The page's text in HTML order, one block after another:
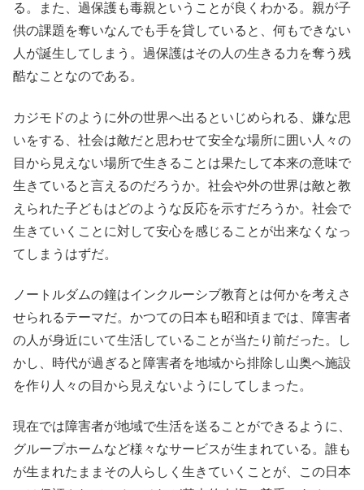
る。また、過保護も毒親ということが良くわかる。親が子
供の課題を奪いなんでも手を貸していると、何もできない
人が誕生してしまう。過保護はその人の生きる力を奪う残
酷なことなのである。
カジモドのように外の世界へ出るといじめられる、嫌な思
いをする、社会は敵だと思わせて安全な場所に囲い人々の
目から見えない場所で生きることは果たして本来の意味で
生きていると言えるのだろうか。社会や外の世界は敵と教
えられた子どもはどのような反応を示すだろうか。社会で
生きていくことに対して安心を感じることが出来なくなっ
てしまうはずだ。
ノートルダムの鐘はインクルーシブ教育とは何かを考えさ
せられるテーマだ。かつての日本も昭和頃までは、障害者
の人が身近にいて生活していることが当たり前だった。し
かし、時代が過ぎると障害者を地域から排除し山奥へ施設
を作り人々の目から見えないようにしてしまった。
現在では障害者が地域で生活を送ることができるように、
グループホームなど様々なサービスが生まれている。誰も
が生まれたままその人らしく生きていくことが、この日本